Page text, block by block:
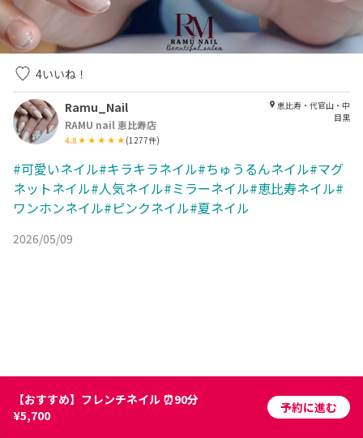
4いいね！
Ramu_Nail
RAMU nail 恵比寿店
4.8 (1277件)
恵比寿・代官山・中
目黒
#可愛いネイル#キラキラネイル#ちゅうるんネイル#マグ
ネットネイル#人気ネイル#ミラーネイル#恵比寿ネイル#
ワンホンネイル#ピンクネイル#夏ネイル
2026/05/09
【おすすめ】フレンチネイル ⏰90分
¥5,700
予約に進む